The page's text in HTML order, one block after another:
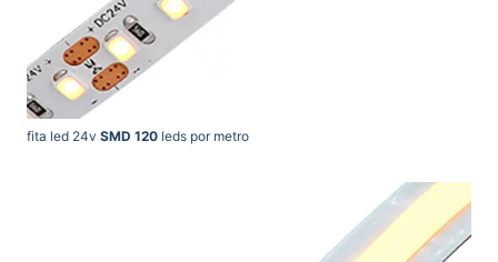
fita led 24v SMD 120 leds por metro